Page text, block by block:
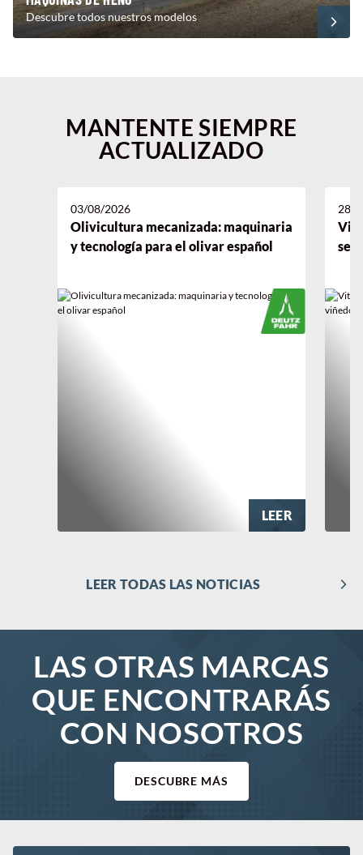
Descubre todos nuestros modelos
MANTENTE SIEMPRE
ACTUALIZADO
LEER TODAS LAS NOTICIAS
03/08/2026
Olivicultura mecanizada: maquinaria
y tecnología para el olivar español
LEER
28/
LAS OTRAS MARCAS
QUE ENCONTRARÁS
CON NOSOTROS
DESCUBRE MÁS